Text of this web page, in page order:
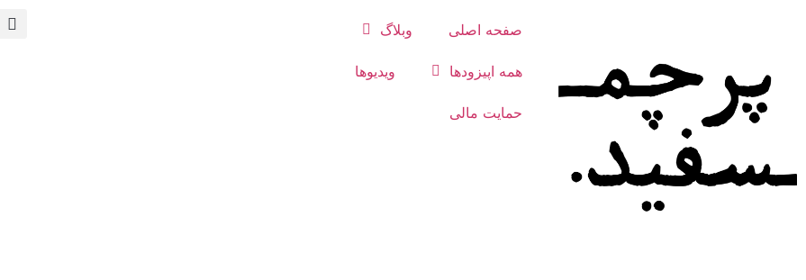
صفحه اصلی وبلاگ
همه‌ اپیزودها ویدیوها
حمایت مالی